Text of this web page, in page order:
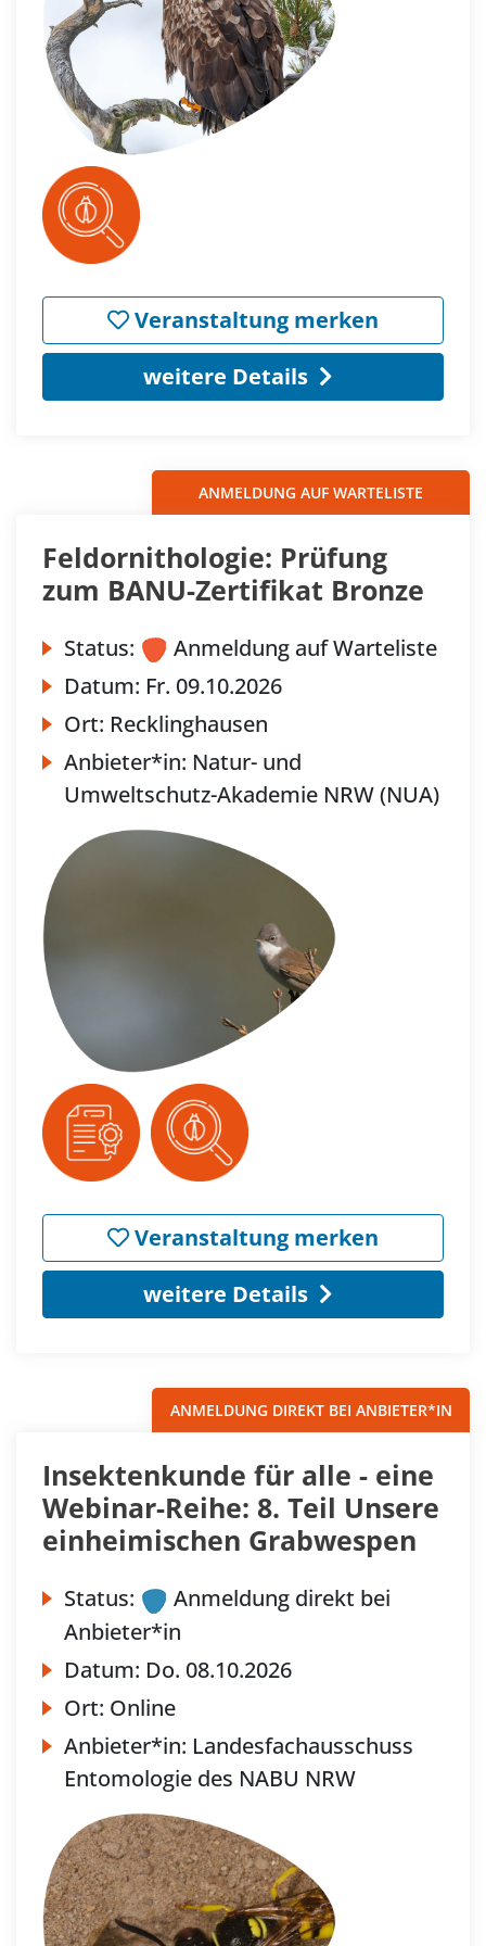
Veranstaltung merken
weitere Details
ANMELDUNG AUF WARTELISTE
Feldornithologie: Prüfung
zum BANU-Zertifikat Bronze
Status:
Anmeldung auf Warteliste
Datum: Fr. 09.10.2026
Ort: Recklinghausen
Anbieter*in: Natur- und
Umweltschutz-Akademie NRW (NUA)
Veranstaltung merken
weitere Details
ANMELDUNG DIREKT BEI ANBIETER*IN
Insektenkunde für alle - eine
Webinar-Reihe: 8. Teil Unsere
einheimischen Grabwespen
Status:
Anmeldung direkt bei
Anbieter*in
Datum: Do. 08.10.2026
Ort: Online
Anbieter*in: Landesfachausschuss
Entomologie des NABU NRW